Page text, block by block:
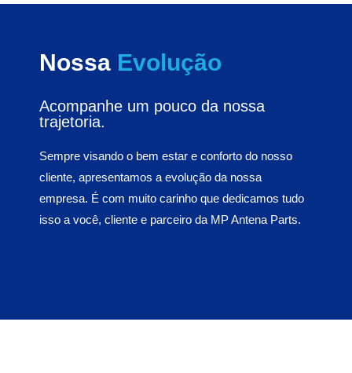
Nossa Evolução
Acompanhe um pouco da nossa
trajetoria.
Sempre visando o bem estar e conforto do nosso
cliente, apresentamos a evolução da nossa
empresa. É com muito carinho que dedicamos tudo
isso a você, cliente e parceiro da MP Antena Parts.